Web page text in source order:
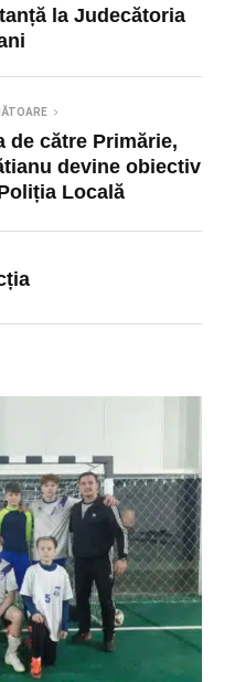
la Judecătoria
de către Primărie,
devine obiectiv
Locală